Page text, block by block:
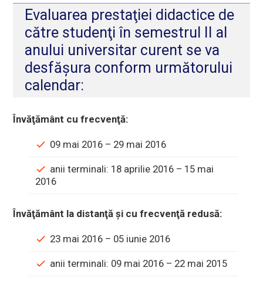
Evaluarea prestaţiei didactice de
către studenţi în semestrul II al
anului universitar curent se va
desfășura conform următorului
calendar:
Învăţământ cu frecvenţă:
09 mai 2016 – 29 mai 2016
anii terminali: 18 aprilie 2016 – 15 mai
2016
Învăţământ la distanţă și cu frecvenţă redusă:
23 mai 2016 – 05 iunie 2016
anii terminali: 09 mai 2016 – 22 mai 2015